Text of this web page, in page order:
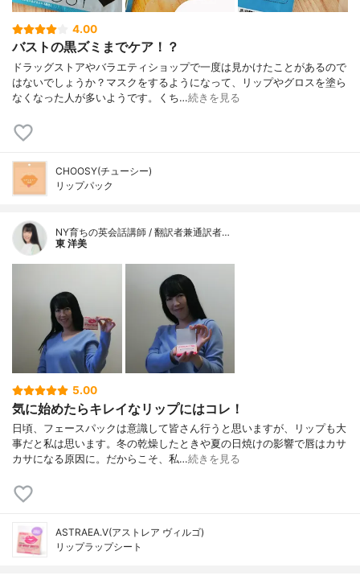
4.00
バストの黒ズミまでケア！？
ドラッグストアやバラエティショップで一度は見かけたことがあるので
はないでしょうか？マスクをするようになって、リップやグロスを塗ら
なくなった人が多いようです。くち…続きを見る
CHOOSY(チューシー)
リップパック
NY育ちの英会話講師 / 翻訳者兼通訳者…
東 洋美
5.00
気に始めたらキレイなリップにはコレ！
日頃、フェースパックは意識して皆さん行うと思いますが、リップも大
事だと私は思います。冬の乾燥したときや夏の日焼けの影響で唇はカサ
カサになる原因に。だからこそ、私…続きを見る
ASTRAEA.V(アストレア ヴィルゴ)
リップラップシート